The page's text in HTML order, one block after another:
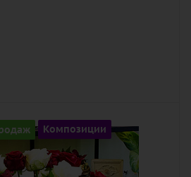
Композиции